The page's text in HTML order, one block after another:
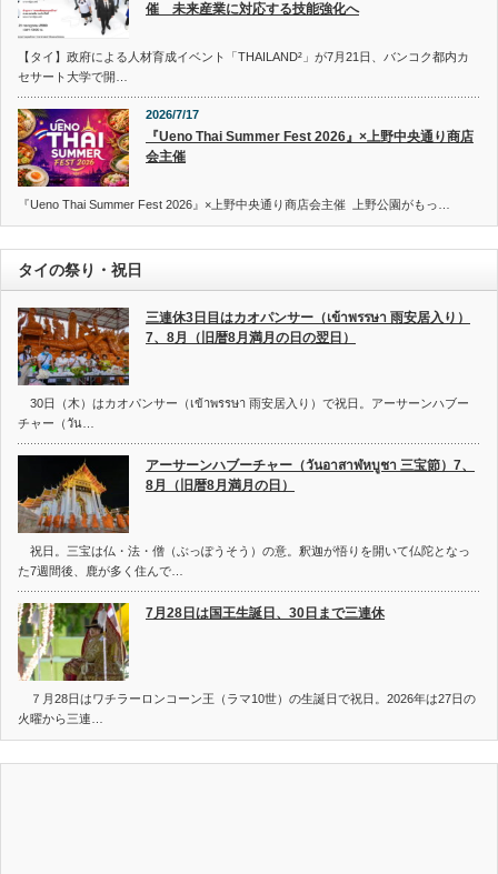
催 未来産業に対応する技能強化へ
【タイ】政府による人材育成イベント「THAILAND²」が7月21日、バンコク都内カ
セサート大学で開…
2026/7/17
『Ueno Thai Summer Fest 2026』×上野中央通り商店
会主催
『Ueno Thai Summer Fest 2026』×上野中央通り商店会主催 上野公園がもっ…
タイの祭り・祝日
三連休3日目はカオパンサー（เข้าพรรษา 雨安居入り）
7、8月（旧暦8月満月の日の翌日）
30日（木）はカオパンサー（เข้าพรรษา 雨安居入り）で祝日。アーサーンハブー
チャー（วัน…
アーサーンハブーチャー（วันอาสาฬหบูชา 三宝節）7、
8月（旧暦8月満月の日）
祝日。三宝は仏・法・僧（ぶっぽうそう）の意。釈迦が悟りを開いて仏陀となっ
た7週間後、鹿が多く住んで…
7月28日は国王生誕日、30日まで三連休
７月28日はワチラーロンコーン王（ラマ10世）の生誕日で祝日。2026年は27日の
火曜から三連…